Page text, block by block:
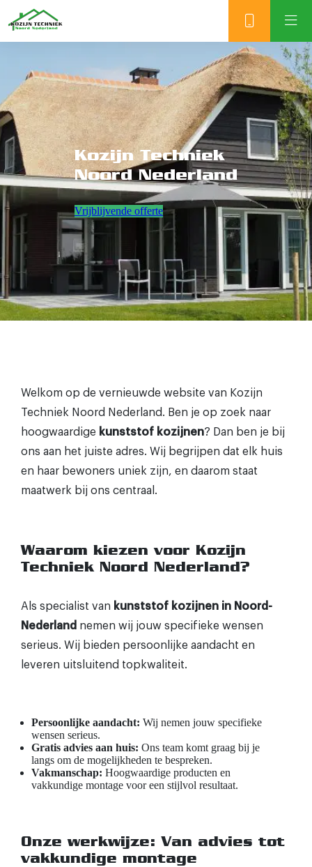
Kozijn Techniek
Noord Nederland
Vrijblijvende offerte
Welkom op de vernieuwde website van Kozijn
Techniek Noord Nederland. Ben je op zoek naar
hoogwaardige kunststof kozijnen? Dan ben je bij
ons aan het juiste adres. Wij begrijpen dat elk huis
en haar bewoners uniek zijn, en daarom staat
maatwerk bij ons centraal.
Waarom kiezen voor Kozijn
Techniek Noord Nederland?
Als specialist van kunststof kozijnen in Noord-
Nederland nemen wij jouw specifieke wensen
serieus. Wij bieden persoonlijke aandacht en
leveren uitsluitend topkwaliteit.
Persoonlijke aandacht: Wij nemen jouw specifieke
wensen serieus.
Gratis advies aan huis: Ons team komt graag bij je
langs om de mogelijkheden te bespreken.
Vakmanschap: Hoogwaardige producten en
vakkundige montage voor een stijlvol resultaat.
Onze werkwijze: Van advies tot
vakkundige montage